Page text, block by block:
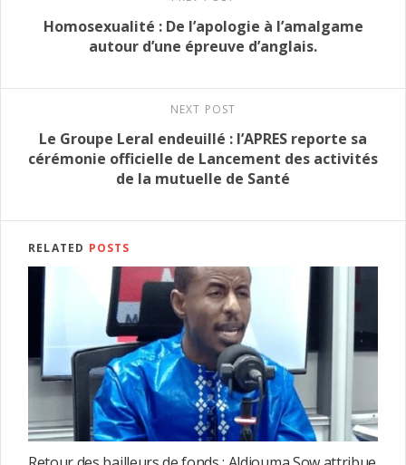
Homosexualité : De l’apologie à l’amalgame
autour d’une épreuve d’anglais.
NEXT POST
Le Groupe Leral endeuillé : l’APRES reporte sa
cérémonie officielle de Lancement des activités
de la mutuelle de Santé
RELATED POSTS